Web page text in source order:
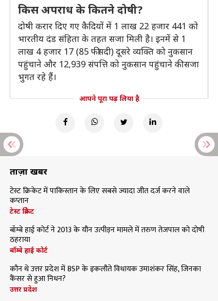
किस अपराध के कितने दोषी?
दोषी करार दिए गए कैदियों में 1 लाख 22 हजार 441 को
भारतीय दंड संहिता के तहत सजा मिली है। इनमें से 1
लाख 4 हजार 17 (85 फीसदी) दूसरे व्यक्ति को नुकसान
पहुंचाने और 12,939 संपत्ति को नुकसान पहुंचाने की सजा
भुगत रहे हैं।
आपने पूरा पढ़ लिया है
ताज़ा खबरें
टेस्ट क्रिकेट में पाकिस्तान के लिए सबसे ज्यादा जीत दर्ज करने वाले
कप्तान
टेस्ट क्रिकेट
बॉम्बे हाई कोर्ट ने 2013 के यौन उत्पीड़न मामले में तरुण तेजपाल को दोषी
ठहराया
बॉम्बे हाई कोर्ट
कौन थे उत्तर प्रदेश में BSP के इकलौते विधायक उमाशंकर सिंह, जिनका
कैंसर से हुआ निधन?
उत्तर प्रदेश